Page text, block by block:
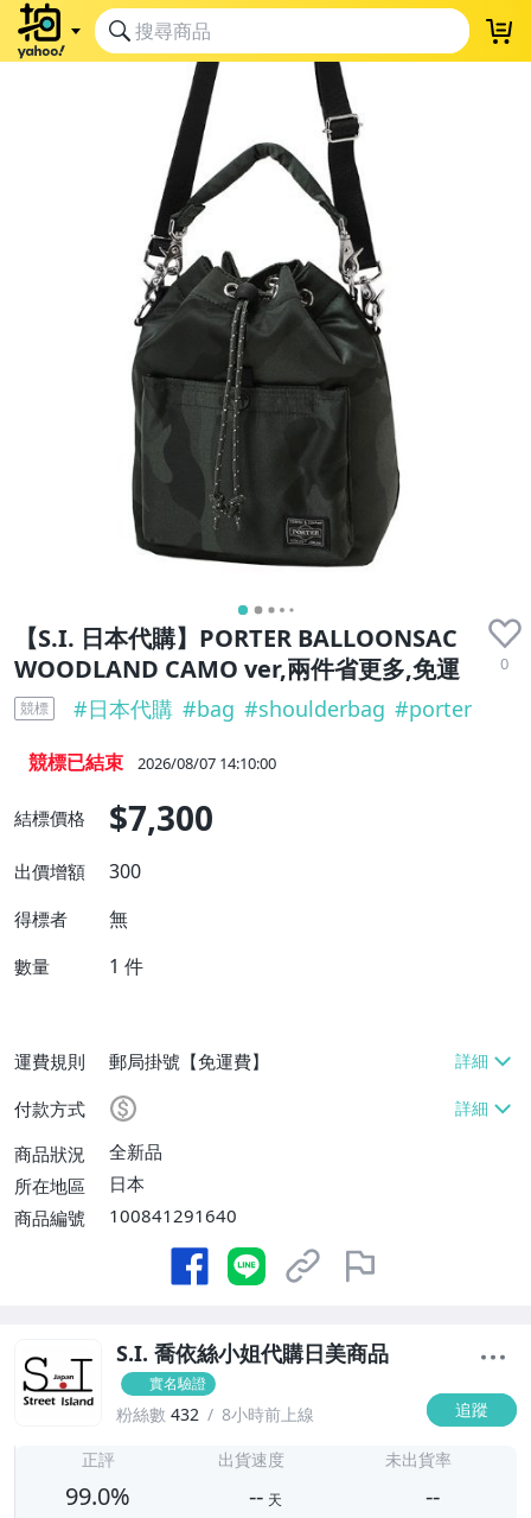
【S.I. 日本代購】PORTER BALLOONSAC
WOODLAND CAMO ver,兩件省更多,免運
0
競標 #日本代購 #bag #shoulderbag #porter
競標已結束 2026/08/07 14:10:00
結標價格 $7,300
出價增額 300
得標者 無
數量 1 件
運費規則
郵局掛號【免運費】
付款方式
商品狀況
全新品
所在地區
日本
商品編號
100841291640
S.I. 喬依絲小姐代購日美商品
實名驗證
粉絲數 432 8小時前上線 追蹤
正評
99.0%
出貨速度
-- 天
未出貨率
--